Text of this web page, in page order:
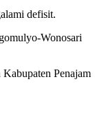
defisit.
Wonosari
Penajam